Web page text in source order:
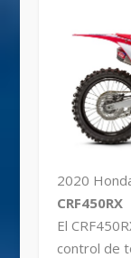
2020
CRF450RX
El
control de